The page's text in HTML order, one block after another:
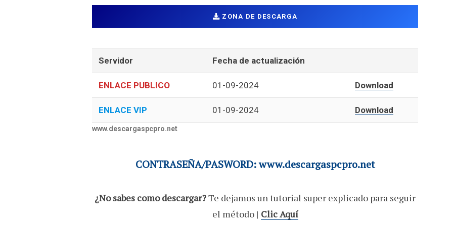
ZONA DE DESCARGA
Servidor Fecha de actualización
ENLACE PUBLICO 01-09-2024 Download
ENLACE VIP 01-09-2024 Download
www.descargaspcpro.net
CONTRASEÑA/PASWORD: www.descargaspcpro.net
¿No sabes como descargar?Te dejamos un tutorial super explicado para seguir
el método | Clic Aquí